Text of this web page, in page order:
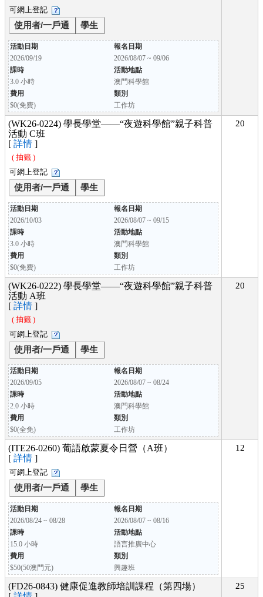
可網上登記
使用者/一戶通 學生
活動日期
報名日期
2026/09/19
2026/08/07 ~ 09/06
課時
活動地點
3.0 小時
澳門科學館
費用
類別
$0(免費)
工作坊
(WK26-0224) 學長學堂——“夜遊科學館”親子科普
活動 C班
[ 詳情 ]
( 抽籤 )
可網上登記
使用者/一戶通 學生
活動日期
報名日期
2026/10/03
2026/08/07 ~ 09/15
課時
活動地點
3.0 小時
澳門科學館
費用
類別
$0(免費)
工作坊
20
(WK26-0222) 學長學堂——“夜遊科學館”親子科普
活動 A班
[ 詳情 ]
( 抽籤 )
可網上登記
使用者/一戶通 學生
活動日期
報名日期
2026/09/05
2026/08/07 ~ 08/24
課時
活動地點
2.0 小時
澳門科學館
費用
類別
$0(全免)
工作坊
20
(ITE26-0260) 葡語啟蒙夏令日營（A班）
[ 詳情 ]
可網上登記
使用者/一戶通 學生
活動日期
報名日期
2026/08/24 ~ 08/28
2026/08/07 ~ 08/16
課時
活動地點
15.0 小時
語言推廣中心
費用
類別
$50(50澳門元)
興趣班
12
(FD26-0843) 健康促進教師培訓課程（第四場）
25